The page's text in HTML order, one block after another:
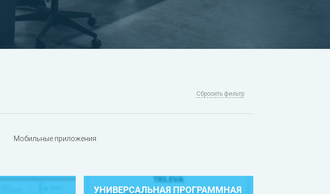
Сбросить фильтр
Мобильные приложения
УНИВЕРСАЛЬНАЯ ПРОГРАММНАЯ